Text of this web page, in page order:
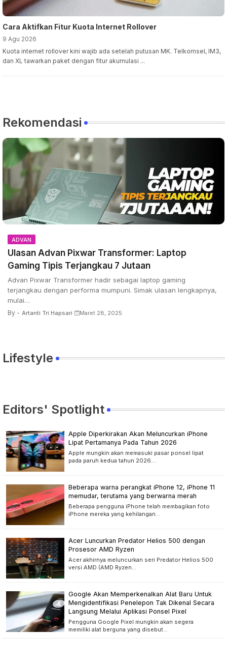
Cara Aktifkan Fitur Kuota Internet Rollover
9 Agu 2026
Kuota internet rollover kini wajib ada setelah putusan MK. Telkomsel, IM3,
dan XL tawarkan paket dengan fitur akumulasi ...
Rekomendasi
ADVAN
Ulasan Advan Pixwar Transformer: Laptop
Gaming Tipis Terjangkau 7 Jutaan
Advan Pixwar Transformer hadir sebagai laptop gaming
terjangkau dengan performa mumpuni. Simak ulasan lengkapnya,
mulai…
By - Artanti Tri Hapsari Maret 28, 2025
Lifestyle
Editors' Spotlight
Apple Diperkirakan Akan Meluncurkan iPhone
Lipat Pertamanya Pada Tahun 2026
Apple mungkin akan memasuki pasar ponsel lipat
pada paruh kedua tahun 2026.…
Beberapa warna perangkat iPhone 12, iPhone 11
memudar, terutama yang berwarna merah
Beberapa pengguna iPhone telah membagikan foto
iPhone mereka yang kehilangan…
Acer Luncurkan Predator Helios 500 dengan
Prosesor AMD Ryzen
Acer akhirnya meluncurkan seri Predator Helios 500
versi AMD (AMD Ryzen…
Google Akan Memperkenalkan Alat Baru Untuk
Mengidentifikasi Penelepon Tak Dikenal Secara
Langsung Melalui Aplikasi Ponsel Pixel
Pengguna Google Pixel mungkin akan segera
memiliki alat berguna yang disebut…